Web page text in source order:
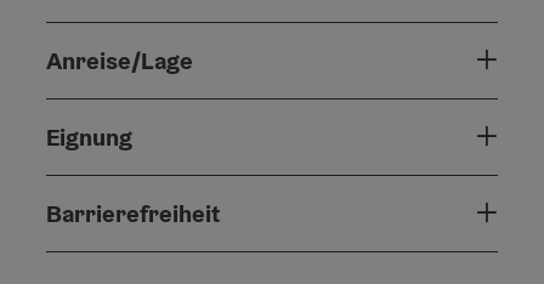
Anreise/Lage
Eignung
Barrierefreiheit